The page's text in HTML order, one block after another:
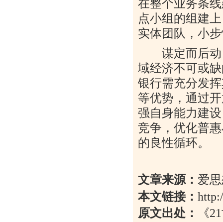
在整个业务条
点小组的组建
实体团队，小
谋定而后动
域经济不可或
银行需充分发
等优势，通过
强自身能力建
竞争，优化普
的良性循环。
文章来源： 爱
本文链接：
原文出处：
《21